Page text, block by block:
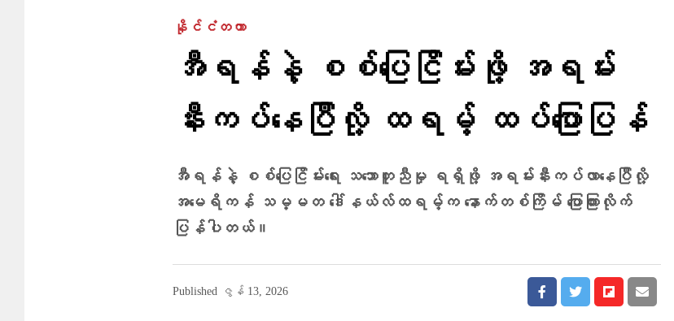
နိုင်ငံတကာ
အီရန်နဲ့ စစ်ပြေငြိမ်းဖို့ အရမ်း
နီးကပ်နေပြီလို့ ထရမ့် ထပ်ပြောပြန်
အီရန်နဲ့ စစ်ပြေငြိမ်းရေး သဘောတူညီမှု ရရှိဖို့ အရမ်းနီးကပ်လာနေပြီလို့
အမေရိကန် သမ္မတ ဒေါ်နယ်လ်ထရမ့်က နောက်တစ်ကြိမ် ပြောကြားလိုက်
ပြန်ပါတယ်။
Published ဇွန် 13, 2026